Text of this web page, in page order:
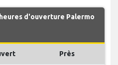
d'ouverture Palermo
Près